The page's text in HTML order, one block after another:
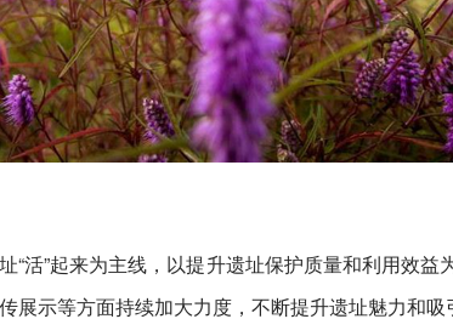
“活”起来为主线，以提升遗址保护质量和利用效
展示等方面持续加大力度，不断提升遗址魅力和吸